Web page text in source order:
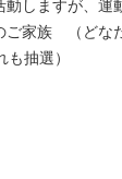
ますが、運動
ご家族 （どな
も抽選）